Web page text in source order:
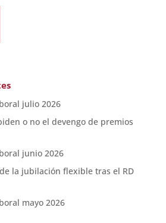
julio 2026
o no el devengo de premios
junio 2026
la jubilación flexible tras el RD
mayo 2026